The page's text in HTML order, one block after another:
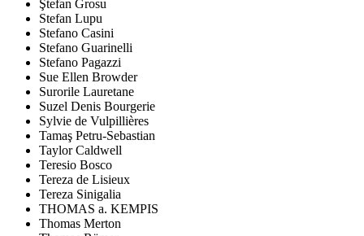
Ştefan Grosu
Stefan Lupu
Stefano Casini
Stefano Guarinelli
Stefano Pagazzi
Sue Ellen Browder
Surorile Lauretane
Suzel Denis Bourgerie
Sylvie de Vulpillières
Tamaş Petru-Sebastian
Taylor Caldwell
Teresio Bosco
Tereza de Lisieux
Tereza Sinigalia
THOMAS a. KEMPIS
Thomas Merton